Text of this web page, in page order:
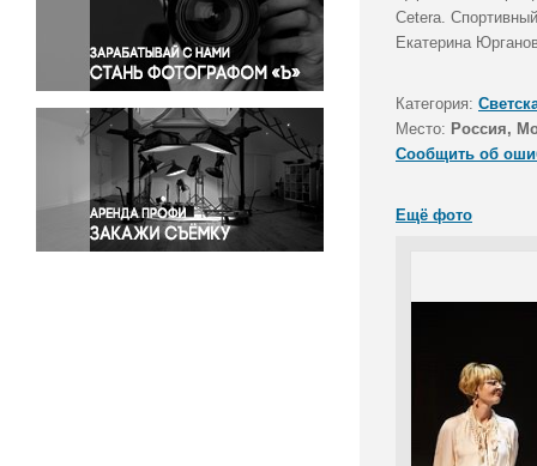
Правосудие
Происшествия и конфликты
Религия
Светская жизнь
Спорт
Экология
Экономика и бизнес
Cetera.
Екатерина
Категория:
Место: Россия,
Сообщить об
Ещё фото